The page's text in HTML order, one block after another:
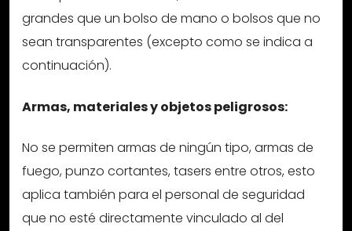
grandes que un bolso de mano o bolsos que no
sean transparentes (excepto como se indica a
continuación).
Armas, materiales y objetos peligrosos:
No se permiten armas de ningún tipo, armas de
fuego, punzo cortantes, tasers entre otros, esto
aplica también para el personal de seguridad
que no esté directamente vinculado al del